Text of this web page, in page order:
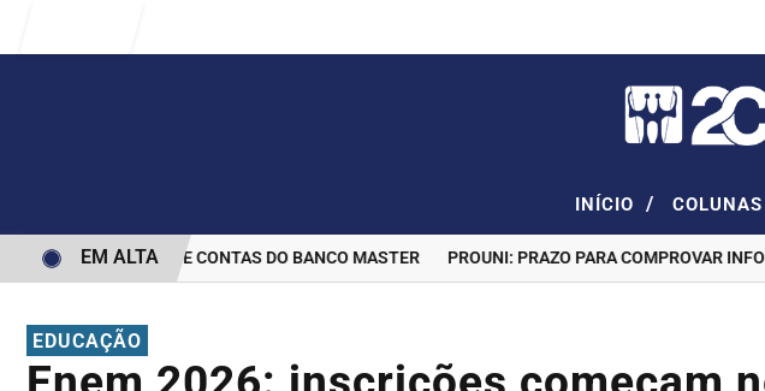
INÍCIO / COLUNAS
BLOQUEIO DE CONTAS DO BANCO MASTER PROUNI: PRAZO PARA COMPROVAR
EM ALTA
EDUCAÇÃO